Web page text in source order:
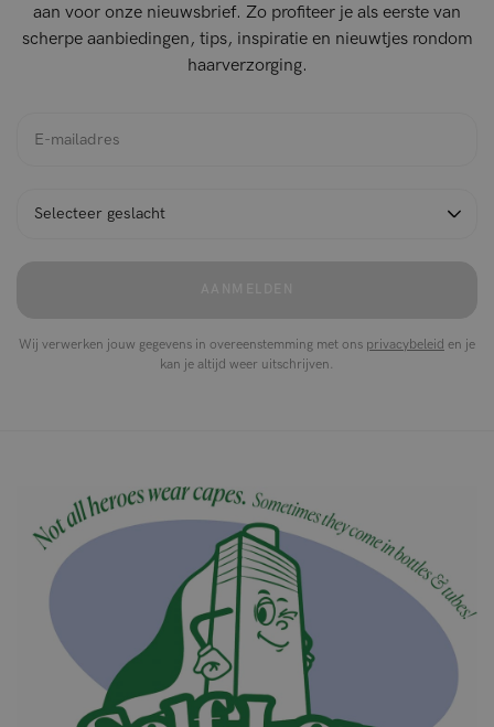
aan voor onze nieuwsbrief. Zo profiteer je als eerste van
scherpe aanbiedingen, tips, inspiratie en nieuwtjes rondom
haarverzorging.
Wij verwerken jouw gegevens in overeenstemming met ons privacybeleid en je
kan je altijd weer uitschrijven.